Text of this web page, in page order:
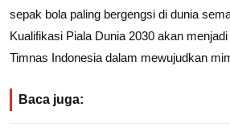
sepak bola paling bergengsi di dunia
Kualifikasi Piala Dunia 2030 akan
Timnas Indonesia dalam mewujudkan
Baca juga: